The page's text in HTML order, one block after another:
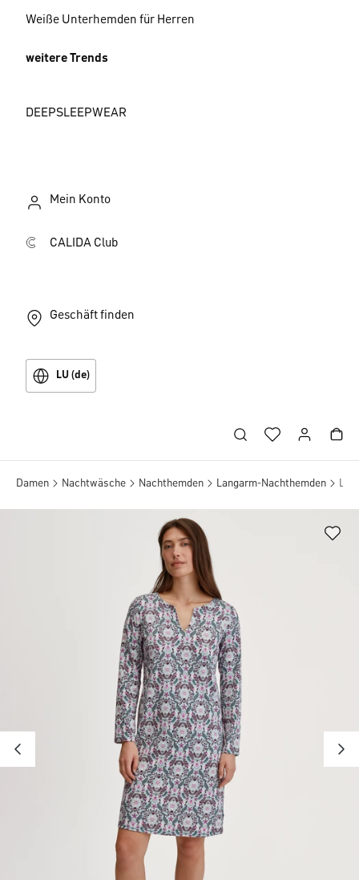
Weiße Unterhemden für Herren
weitere Trends
DEEPSLEEPWEAR
Mein Konto
CALIDA Club
Geschäft finden
LU (de)
Damen Nachtwäsche Nachthemden Langarm-Nachthemden